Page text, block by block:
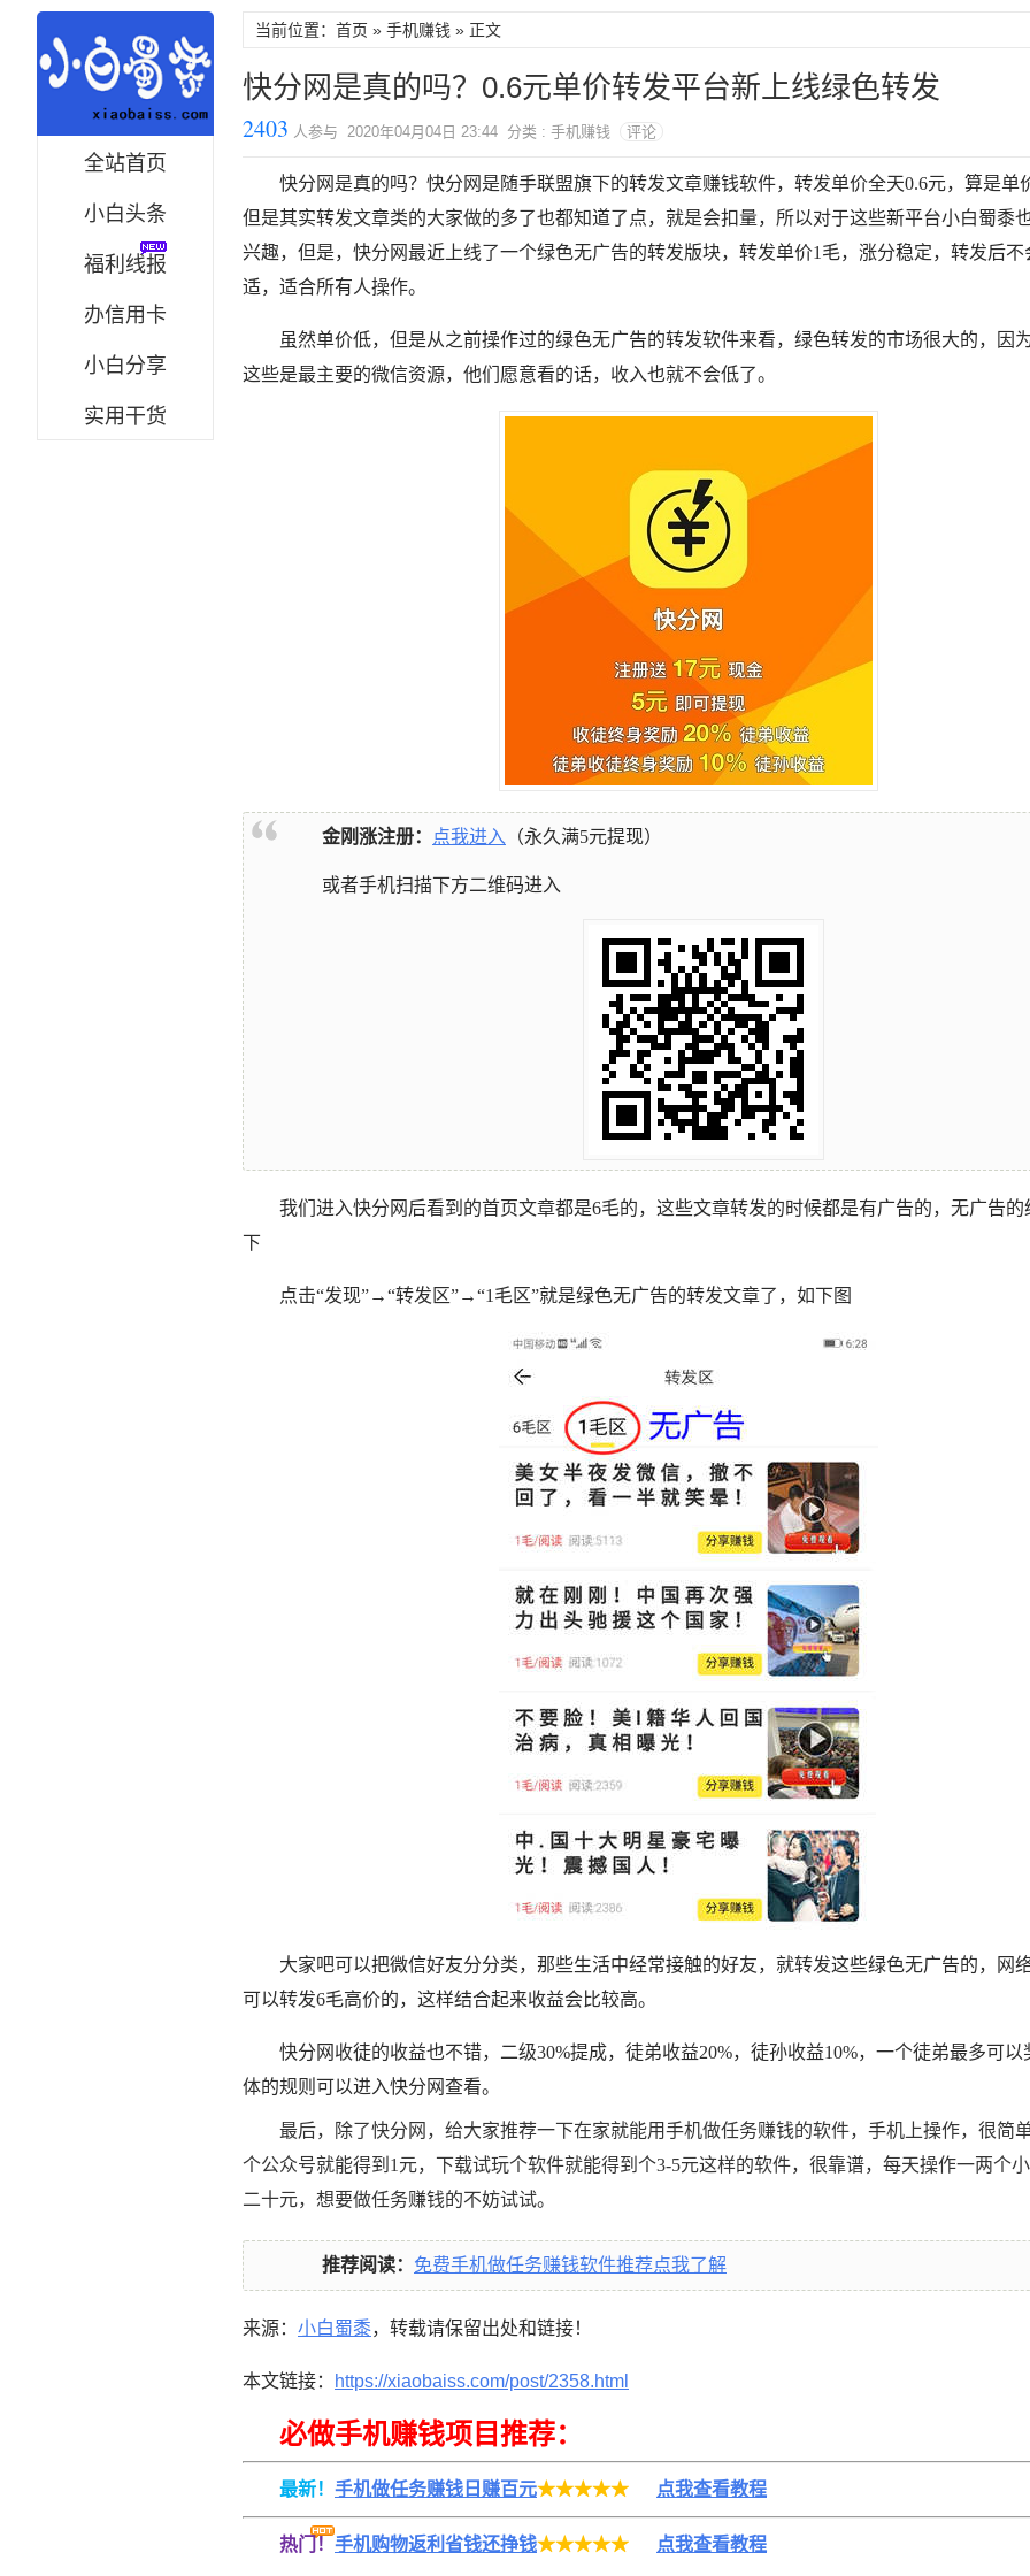
全站首页
小白头条
福利线报
办信用卡
小白分享
实用干货
当前位置：首页 » 手机赚钱 » 正文
快分网是真的吗？0.6元单价转发平台新上线绿色转发
2403 人参与 2020年04月04日 23:44 分类 : 手机赚钱 评论
快分网是真的吗？快分网是随手联盟旗下的转发文章赚钱软件，转发单价全天0.6元，算是单
但是其实转发文章类的大家做的多了也都知道了点，就是会扣量，所以对于这些新平台小白蜀黍
兴趣，但是，快分网最近上线了一个绿色无广告的转发版块，转发单价1毛，涨分稳定，转发后不
适，适合所有人操作。
虽然单价低，但是从之前操作过的绿色无广告的转发软件来看，绿色转发的市场很大的，因
这些是最主要的微信资源，他们愿意看的话，收入也就不会低了。
金刚涨注册： 点我进入 （永久满5元提现）
或者手机扫描下方二维码进入
我们进入快分网后看到的首页文章都是6毛的，这些文章转发的时候都是有广告的，无广告的
下
点击“发现”→“转发区”→“1毛区”就是绿色无广告的转发文章了，如下图
大家吧可以把微信好友分分类，那些生活中经常接触的好友，就转发这些绿色无广告的，网络
可以转发6毛高价的，这样结合起来收益会比较高。
快分网收徒的收益也不错，二级30%提成，徒弟收益20%，徒孙收益10%，一个徒弟最多可以
体的规则可以进入快分网查看。
最后，除了快分网，给大家推荐一下在家就能用手机做任务赚钱的软件，手机上操作，很简
个公众号就能得到1元，下载试玩个软件就能得到个3-5元这样的软件，很靠谱，每天操作一两个
二十元，想要做任务赚钱的不妨试试。
推荐阅读： 免费手机做任务赚钱软件推荐点我了解
来源： 小白蜀黍，转载请保留出处和链接！
本文链接： https://xiaobaiss.com/post/2358.html
必做手机赚钱项目推荐：
最新！ 手机做任务赚钱日赚百元★★★★★ 点我查看教程
热门！ 手机购物返利省钱还挣钱★★★★★ 点我查看教程